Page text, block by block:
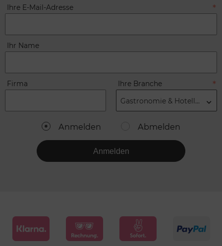
Ihre E-Mail-Adresse
Ihr Name
Firma Ihre Branche
Gastronomie & Hotellerie
Anmelden Abmelden
Anmelden